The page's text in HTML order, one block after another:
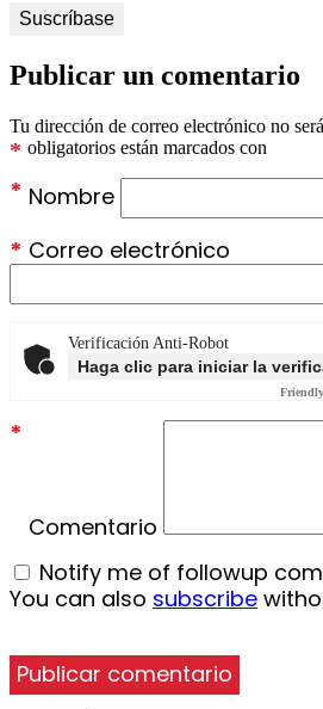
Publicar un comentario
Tu dirección de correo electrónico no
obligatorios están marcados con
*
Nombre
*
Correo electrónico
*
Verificación Anti-Robot
Haga clic para iniciar la
Friendly
Comentario
*
Notify me of followup
You can also subscribe